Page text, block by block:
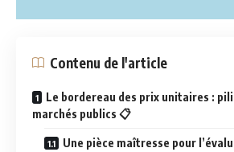
Contenu de l'article
Le bordereau des prix unitaires :
marchés publics 📋
Une pièce maîtresse pour